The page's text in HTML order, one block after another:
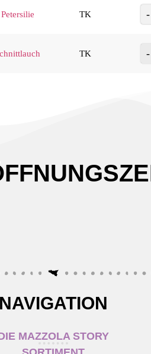
Petersilie TK
TK
NAVIGATION
MAZZOLA STORY